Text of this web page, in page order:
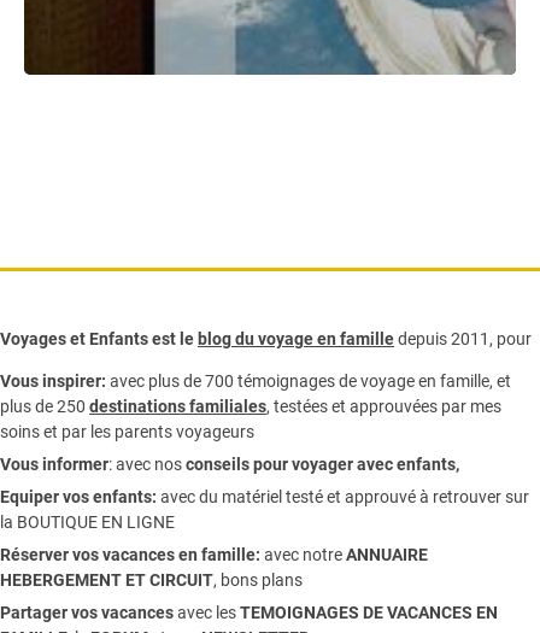
Voyages et Enfants est le blog du voyage en familledepuis 2011, pour
Vous inspirer: avec plus de 700 témoignages devoyage en famille, et
plus de 250 destinations familiales, testées et approuvées par mes
soins et par les parents voyageurs
Vous informer:avec nosconseils pour voyager avec enfants,
Equiper vos enfants: avec du matériel testé et approuvé à retrouver sur
la BOUTIQUE EN LIGNE
Réserver vos vacances en famille: avec notreANNUAIRE
HEBERGEMENT ET CIRCUIT, bons plans
Partager vos vacancesavec lesTEMOIGNAGES DE VACANCES EN